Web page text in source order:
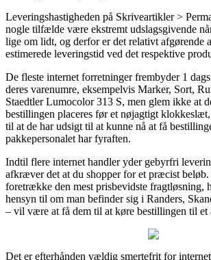
Leveringshastigheden på Skriveartikler >
nogle tilfælde være ekstremt udslagsgivende
lige om lidt, og derfor er det relativt afgørende
estimerede leveringstid ved det respektive
De fleste internet forretninger frembyder 1
deres varenumre, eksempelvis Marker, Sort,
Staedtler Lumocolor 313 S, men glem ikke at
bestillingen placeres før et nøjagtigt klokkeslæt,
til at de har udsigt til at kunne nå at få
pakkepersonalet har fyraften.
Indtil flere internet handler yder gebyrfri
afkræver det at du shopper for et præcist beløb.
foretrække den mest prisbevidste fragtløsning,
hensyn til om man befinder sig i Randers,
– vil være at få dem til at køre bestillingen til et
Det er efterhånden vældig smertefrit for